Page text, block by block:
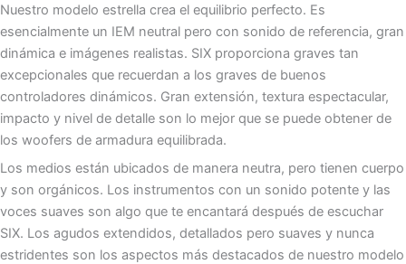
Nuestro modelo estrella crea el equilibrio perfecto. Es
esencialmente un IEM neutral pero con sonido de referencia, gran
dinámica e imágenes realistas. SIX proporciona graves tan
excepcionales que recuerdan a los graves de buenos
controladores dinámicos. Gran extensión, textura espectacular,
impacto y nivel de detalle son lo mejor que se puede obtener de
los woofers de armadura equilibrada.
Los medios están ubicados de manera neutra, pero tienen cuerpo
y son orgánicos. Los instrumentos con un sonido potente y las
voces suaves son algo que te encantará después de escuchar
SIX. Los agudos extendidos, detallados pero suaves y nunca
estridentes son los aspectos más destacados de nuestro modelo